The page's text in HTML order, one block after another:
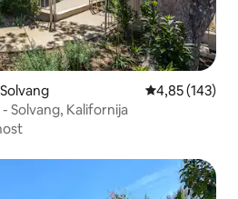
Prosječna
4,85 (143)
Solvang, Kalifornija